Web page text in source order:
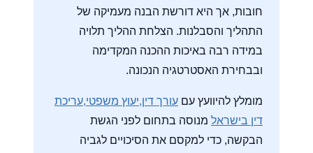
חובות, אך היא דורשת הבנה מעמיקה של
התהליך והסבלנות. הצלחת ההליך תלויה
במידה רבה באיכות ההכנה המקדימה
ובבחירת האסטרטגיה הנכונה.
מומלץ להיוועץ עם עורך דין,יעוץ משפטי,עריכת
דין בישראל מנוסה בתחום לפני הגשת
הבקשה, כדי למקסם את הסיכויים לגביה